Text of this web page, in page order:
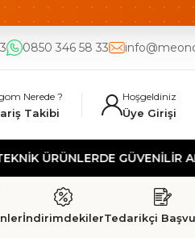
FİYAT
0850 346 58 33
Nerede ?
Takibi
Hoşgeldiniz
Üye Girişi
GÜVENİLİR ADRES
İndirimdekilerTedarikçi